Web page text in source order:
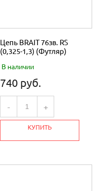
Цепь BRAIT 76зв. RS
(0,325-1,3) (Футляр)
В наличии
740 руб.
- +
КУПИТЬ